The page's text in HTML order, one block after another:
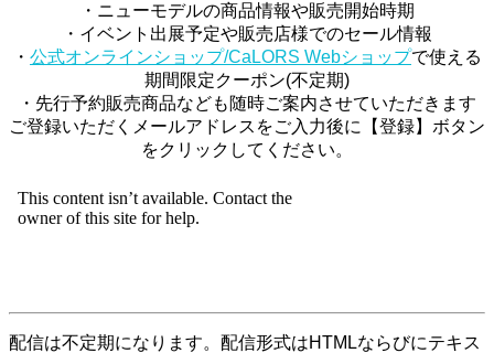
・ニューモデルの商品情報や販売開始時期
・イベント出展予定や販売店様でのセール情報
・ 公式オンラインショップ/CaLORS Webショップで使える
期間限定クーポン(不定期)
・先行予約販売商品なども随時ご案内させていただきます
ご登録いただくメールアドレスをご入力後に【登録】ボタン
をクリックしてください。
配信は不定期になります。配信形式はHTMLならびにテキス